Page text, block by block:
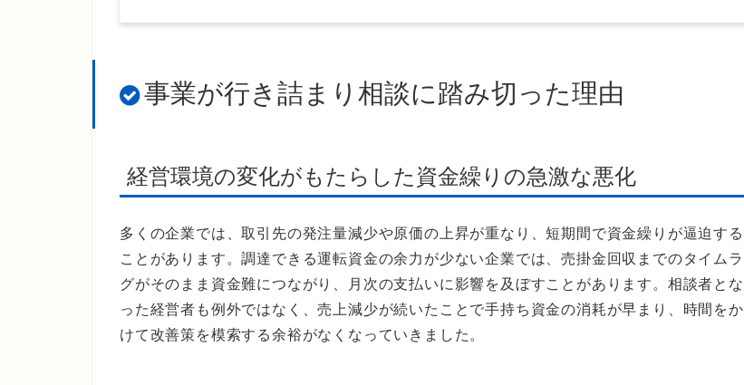
事業が行き詰まり相談に踏み切った理由
経営環境の変化がもたらした資金繰りの急激な悪化
多くの企業では、取引先の発注量減少や原価の上昇が重なり、短期間で資金繰りが逼迫する
ことがあります。調達できる運転資金の余力が少ない企業では、売掛金回収までのタイムラ
グがそのまま資金難につながり、月次の支払いに影響を及ぼすことがあります。相談者とな
った経営者も例外ではなく、売上減少が続いたことで手持ち資金の消耗が早まり、時間をか
けて改善策を模索する余裕がなくなっていきました。